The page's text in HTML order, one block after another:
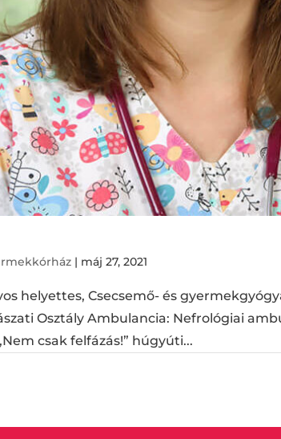
| máj 27, 2021
helyettes, Csecsemő- és
Osztály Ambulancia: Nefrológiai
csak felfázás!” húgyúti...